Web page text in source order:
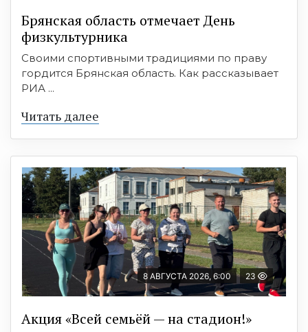
Брянская область отмечает День
физкультурника
Своими спортивными традициями по праву
гордится Брянская область. Как рассказывает
РИА ...
Читать далее
8 АВГУСТА 2026, 6:00 23
Акция «Всей семьёй — на стадион!»